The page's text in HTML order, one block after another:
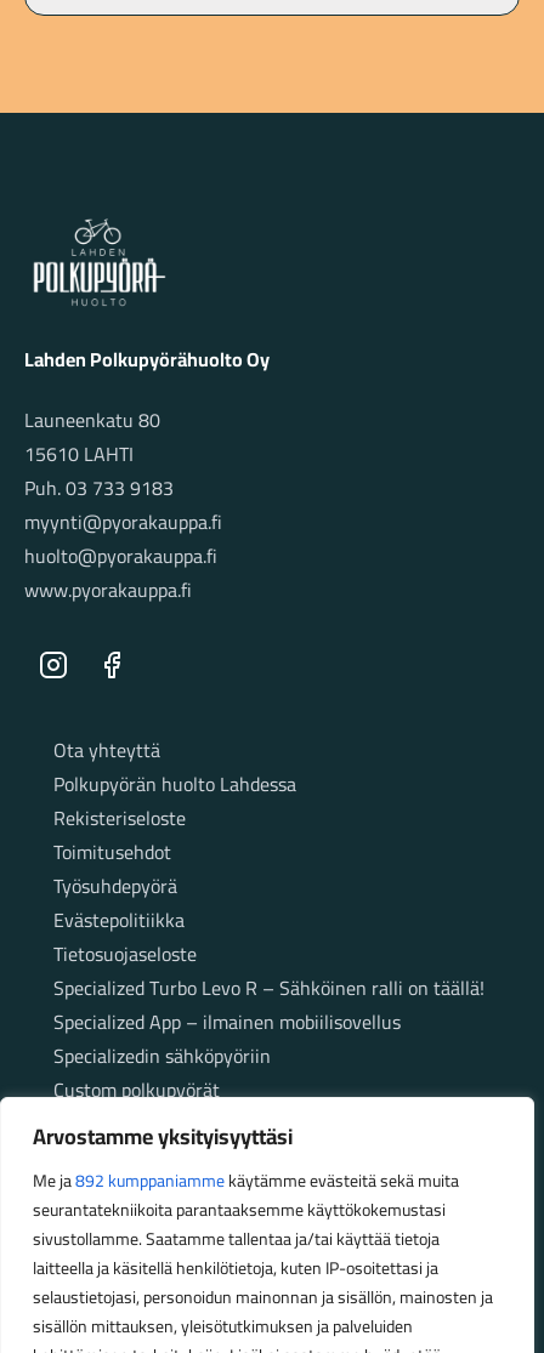
Arvostamme yksityisyyttäsi
Me ja892 kumppaniammekäytämme evästeitä sekä muita
seurantatekniikoita parantaaksemme käyttökokemustasi
sivustollamme. Saatamme tallentaa ja/tai käyttää tietoja
laitteella ja käsitellä henkilötietoja, kuten IP-osoitettasi ja
selaustietojasi, personoidun mainonnan ja sisällön, mainosten ja
sisällön mittauksen, yleisötutkimuksen ja palveluiden
Lahden Polkupyörähuolto - etusivulle
Lahden Polkupyörähuolto Oy
Launeenkatu 80
15610 LAHTI
Puh. 03 733 9183
myynti@pyorakauppa.fi
huolto@pyorakauppa.fi
www.pyorakauppa.fi
Instagram Facebook
SivutOta yhteyttä
Polkupyörän huolto Lahdessa
Rekisteriseloste
Toimitusehdot
Työsuhdepyörä
Evästepolitiikka
Tietosuojaseloste
Specialized Turbo Levo R – Sähköinen ralli on täällä!
Specialized App – ilmainen mobiilisovellus
Specializedin sähköpyöriin
Custom polkupyörät
Fatbikellä helppoa ja huoletonta etenemistä
maastossa
Aukioloajat
Talvikauden aukioloajat (1.10.2025 – 28.2.2026)
Ma-Pe 10-18